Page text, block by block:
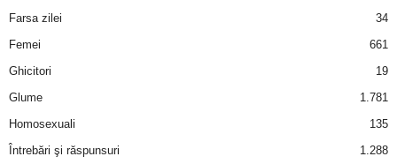
Farsa zilei
34
Femei
661
Ghicitori
19
Glume
1.781
Homosexuali
135
Întrebări şi răspunsuri
1.288